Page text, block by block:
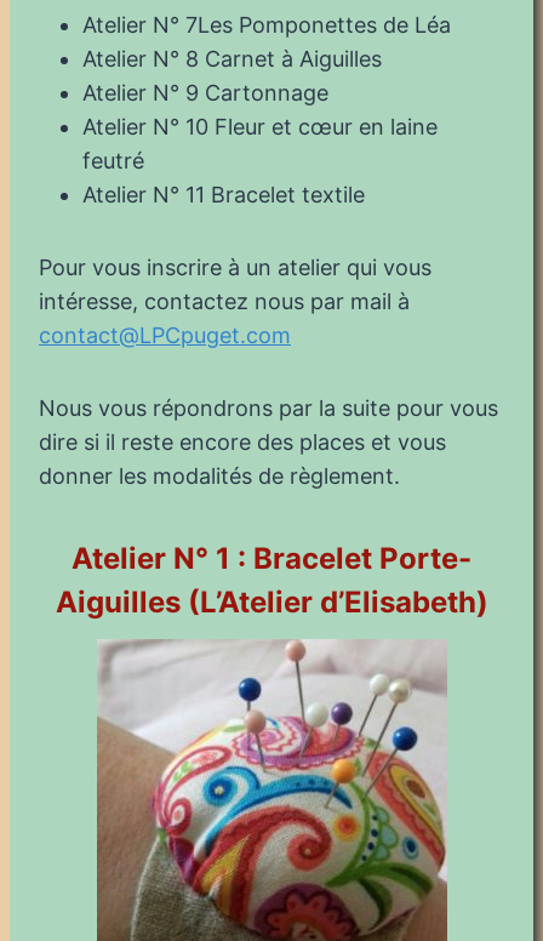
Atelier N° 7Les Pomponettes de Léa
Atelier N° 8 Carnet à Aiguilles
Atelier N° 9 Cartonnage
Atelier N° 10 Fleur et cœur en laine
feutré
Atelier N° 11 Bracelet textile
Pour vous inscrire à un atelier qui vous
intéresse, contactez nous par mail à
contact@LPCpuget.com
Nous vous répondrons par la suite pour vous
dire si il reste encore des places et vous
donner les modalités de règlement.
Atelier N° 1 : Bracelet Porte-
Aiguilles (L’Atelier d’Elisabeth)